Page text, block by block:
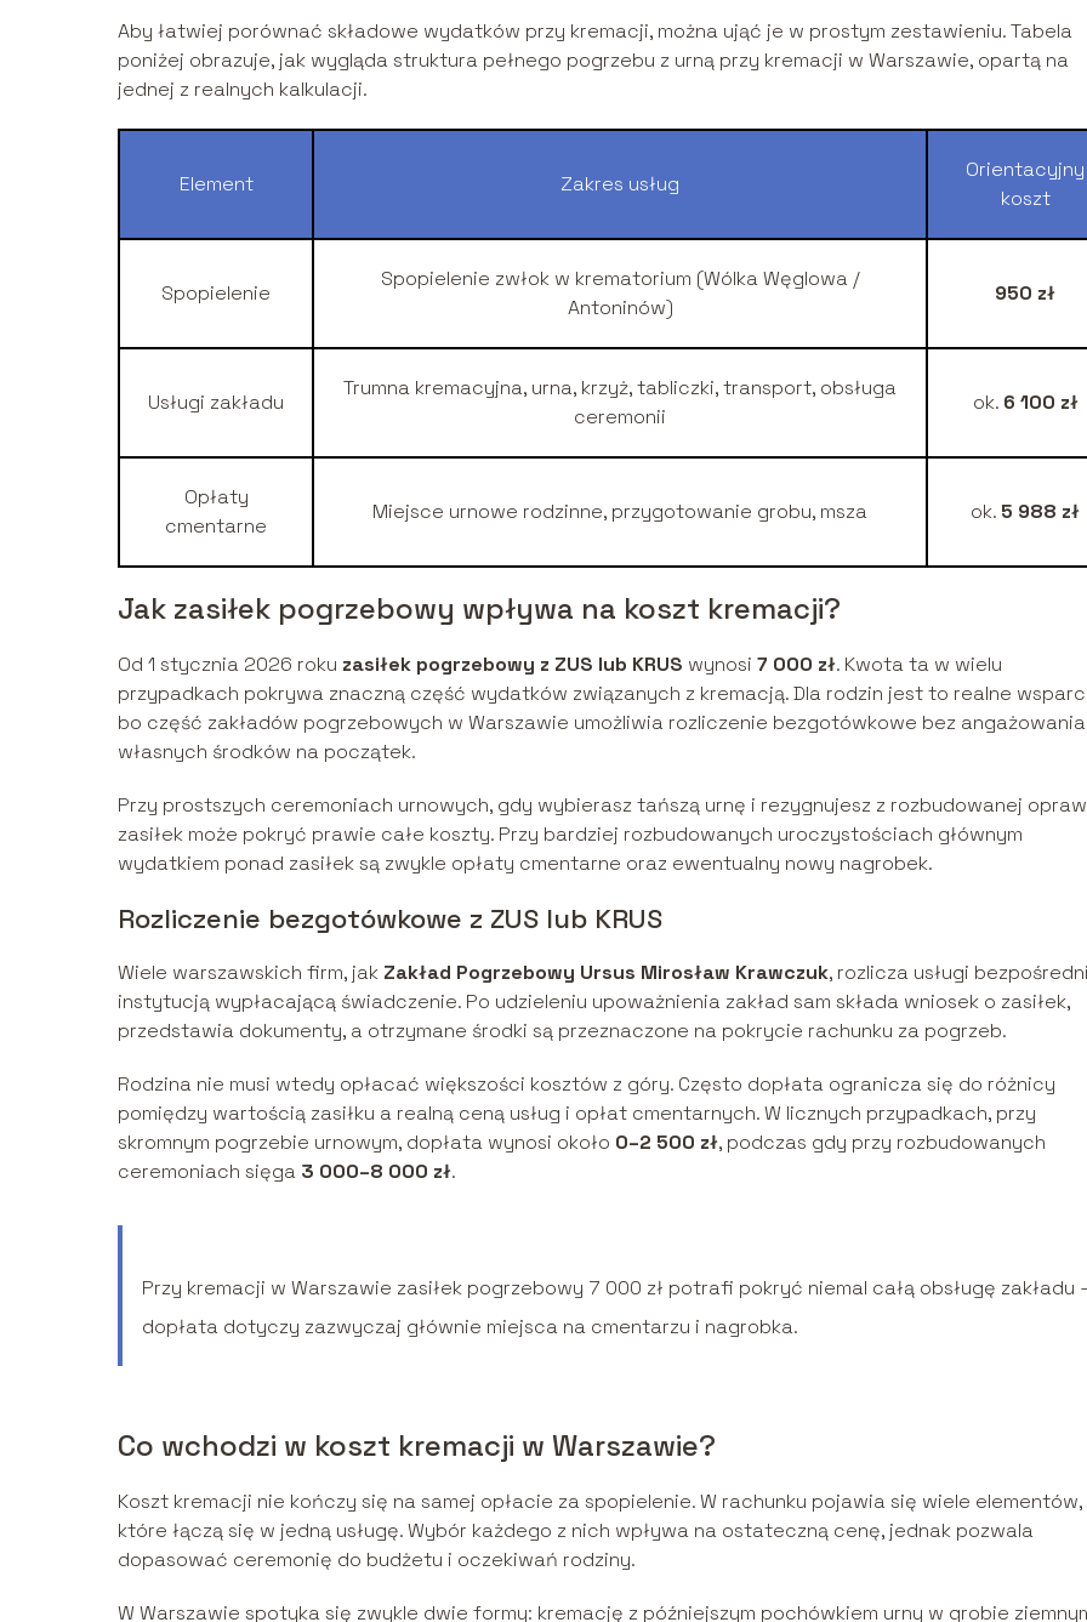
Aby łatwiej porównać składowe wydatków przy kremacji, można ująć je w prostym zestawieniu. Tabela
poniżej obrazuje, jak wygląda struktura pełnego pogrzebu z urną przy kremacji w Warszawie, opartą na
jednej z realnych kalkulacji.
Element Zakres usług
Orientacyjny
koszt
Spopielenie
Spopielenie zwłok w krematorium (Wólka Węglowa /
Antoninów)
950 zł
Usługi zakładu
Trumna kremacyjna, urna, krzyż, tabliczki, transport, obsługa
ceremonii
ok. 6 100 zł
Opłaty
cmentarne
Miejsce urnowe rodzinne, przygotowanie grobu, msza ok. 5 988 zł
Jak zasiłek pogrzebowy wpływa na koszt kremacji?
Od 1 stycznia 2026 roku zasiłek pogrzebowy z ZUS lub KRUS wynosi 7 000 zł. Kwota ta w wielu
przypadkach pokrywa znaczną część wydatków związanych z kremacją. Dla rodzin jest to realne
bo część zakładów pogrzebowych w Warszawie umożliwia rozliczenie bezgotówkowe bez angażowania
własnych środków na początek.
Przy prostszych ceremoniach urnowych, gdy wybierasz tańszą urnę i rezygnujesz z rozbudowanej
zasiłek może pokryć prawie całe koszty. Przy bardziej rozbudowanych uroczystościach głównym
wydatkiem ponad zasiłek są zwykle opłaty cmentarne oraz ewentualny nowy nagrobek.
Rozliczenie bezgotówkowe z ZUS lub KRUS
Wiele warszawskich firm, jak Zakład Pogrzebowy Ursus Mirosław Krawczuk, rozlicza usługi
instytucją wypłacającą świadczenie. Po udzieleniu upoważnienia zakład sam składa wniosek o zasiłek,
przedstawia dokumenty, a otrzymane środki są przeznaczone na pokrycie rachunku za pogrzeb.
Rodzina nie musi wtedy opłacać większości kosztów z góry. Często dopłata ogranicza się do różnicy
pomiędzy wartością zasiłku a realną ceną usług i opłat cmentarnych. W licznych przypadkach, przy
skromnym pogrzebie urnowym, dopłata wynosi około 0–2 500 zł, podczas gdy przy rozbudowanych
ceremoniach sięga 3 000–8 000 zł.
Przy kremacji w Warszawie zasiłek pogrzebowy 7 000 zł potrafi pokryć niemal całą obsługę zakładu
dopłata dotyczy zazwyczaj głównie miejsca na cmentarzu i nagrobka.
Co wchodzi w koszt kremacji w Warszawie?
Koszt kremacji nie kończy się na samej opłacie za spopielenie. W rachunku pojawia się wiele elementów,
które łączą się w jedną usługę. Wybór każdego z nich wpływa na ostateczną cenę, jednak pozwala
dopasować ceremonię do budżetu i oczekiwań rodziny.
W Warszawie spotyka się zwykle dwie formy: kremację z późniejszym pochówkiem urny w grobie